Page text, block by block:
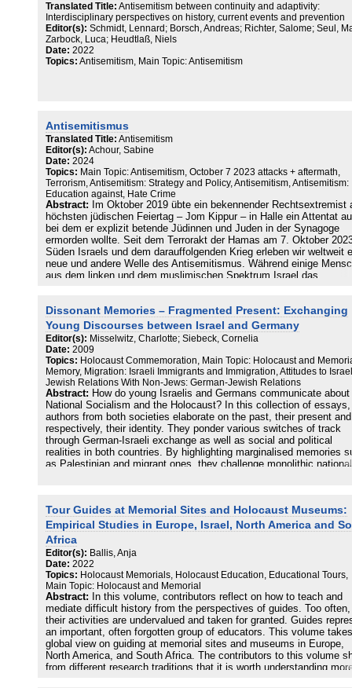
Translated Title: Antisemitism between continuity and adaptivity:
Interdisciplinary perspectives on history, current events and prevention
Editor(s): Schmidt, Lennard; Borsch, Andreas; Richter, Salome; Seul,
Zarbock, Luca; Heudtlaß, Niels
Date: 2022
Topics: Antisemitism, Main Topic: Antisemitism
Antisemitismus
Translated Title: Antisemitism
Editor(s): Achour, Sabine
Date: 2024
Topics: Main Topic: Antisemitism, October 7 2023 attacks + aftermath,
Terrorism, Antisemitism: Strategy and Policy, Antisemitism, Antisemitism:
Education against, Hate Crime
Abstract:
Im Oktober 2019 übte ein bekennender Rechtsextremist
höchsten jüdischen Feiertag – Jom Kippur – in Halle ein Attentat
bei dem er explizit betende Jüdinnen und Juden in der Synagoge
ermorden wollte. Seit dem Terrorakt der Hamas am 7. Oktober
Süden Israels und dem darauffolgenden Krieg erleben wir weltweit
neue und andere Welle des Antisemitismus. Während einige
aus dem linken und dem muslimischen Spektrum Israel das
kanalisiert sich in antisemitischem Hass und Hetze, sowohl online
auch auf den Straßen. Sie richten sich zwar zunächst
gegen „die Juden“, sind aber vielmehr eine Bedrohung unserer
gesamten Demokratie, die die Rechte von Minderheiten schützen
stärken und die das friedliche Zusammenleben aller gewährleisten
Die genannten Beispiele des Hasses, die in ihrer Brutalität aus
Deutschland nachweislich verbreiteten „Alltagsantisemitismus“
herausstechen, zeugen von der Transformations- und
Anschlussfähigkeit des Phänomens Antisemitismus. Nach dem
Attentat in Halle schrieb das Bundesministerium für Bildung und
Forschung im Jahr 2020 die Förderlinie „Aktuelle Dynamiken und
Herausforderungen des Antisemitismus“ aus. In zehn bundesweit
aufgestellten Forschungsverbünden wurden in den vergangenen
Jahren sowohl grundlegende als auch praxisorientierte
den Fragen nachgegangen, welche Vor- und Nachteile die derzeit
debattierten Antisemitismusdefinitionen bieten, wie israelbezogener
Antisemitismus von legitimer Kritik an der Regierung Israels
unterschieden werden kann, wie Deepfakes antisemitische
bedienen und wie man sie dekonstruiert oder auch, ob Graphic
als Unterrichtsmaterial in der Antisemitismusprävention geeignet
Mit den Einordnungen, Bestandsaufnahmen und Empfehlungen
wir ein, sich mit unterschiedlichen Aspekten des Phänomens zu
befassen, und bieten Einblicke in aktuelle Forschungen und
Materialien.
Stefanie Schüler-Springorum
„Der ewige Antisemitismus“
Dissonant Memories – Fragmented Present: Exchanging
Young Discourses between Israel and Germany
Editor(s): Misselwitz, Charlotte; Siebeck, Cornelia
Date: 2009
Topics: Holocaust Commemoration, Main Topic: Holocaust and
Memory, Migration: Israeli Immigrants and Immigration, Attitudes to
Jewish Relations With Non-Jews: German-Jewish Relations
Abstract: How do young Israelis and Germans communicate about
National Socialism and the Holocaust? In this collection of essays,
authors from both societies elaborate on the past, their present
respectively, their identity. They ponder various switches of track
through German-Israeli exchange as well as social and political
realities in both countries. By highlighting marginalised memories
as Palestinian and migrant ones, they challenge monolithic national
societies.
Tour Guides at Memorial Sites and Holocaust Museums:
Empirical Studies in Europe, Israel, North America and
Africa
Editor(s): Ballis, Anja
Date: 2022
Topics: Holocaust Memorials, Holocaust Education, Educational Tours,
Main Topic: Holocaust and Memorial
Abstract:
In this volume, contributors reflect on how to teach and
mediate difficult history from the perspectives of guides. Too often,
their activities are undervalued and taken for granted. Guides
an important, often forgotten group of educators. This volume
global view on guiding at memorial sites and museums in Europe,
North America, and South Africa. The contributors to this volume
from different research traditions that it is worth understanding